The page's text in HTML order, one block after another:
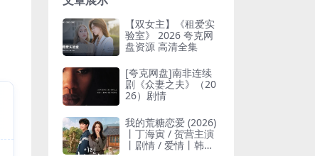
【双女主】《租爱实
验室》 2026 夸克网
盘资源 高清全集
[夸克网盘]南非连续
剧《众妻之夫》（20
26）剧情
我的荒糖恋爱 (2026)
丨丁海寅 / 贺营主演
丨剧情 / 爱情丨韩剧